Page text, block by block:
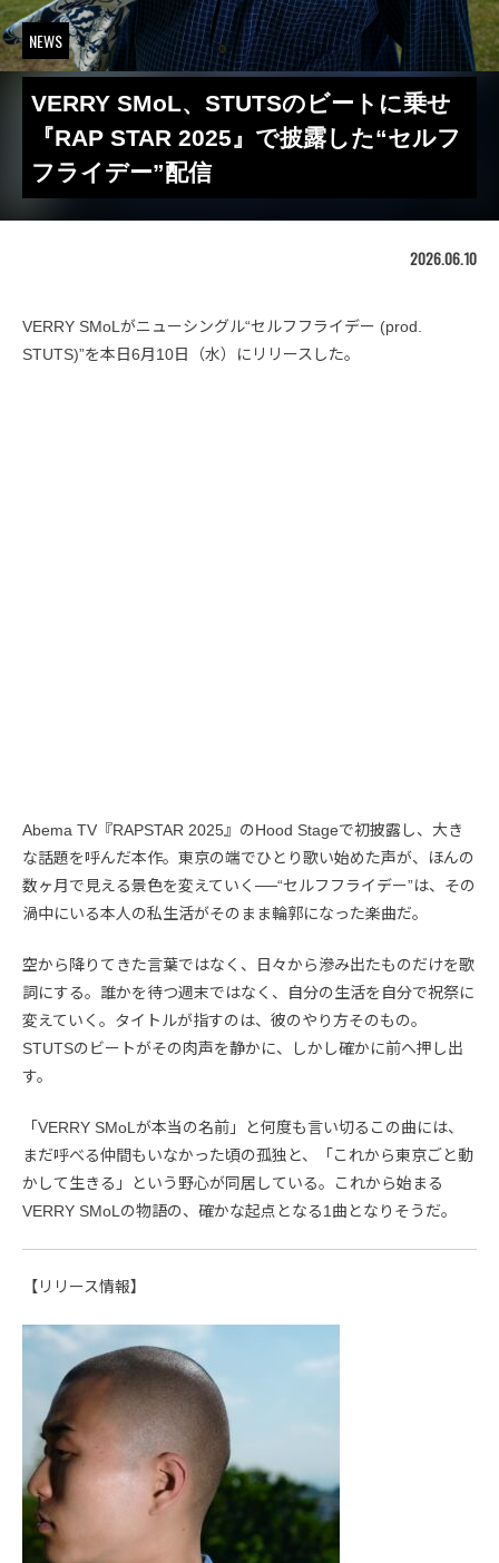
NEWS
VERRY SMoL、STUTSのビートに乗せ
『RAP STAR 2025』で披露した“セルフ
フライデー”配信
2026.06.10
VERRY SMoLがニューシングル“セルフフライデー (prod.
STUTS)”を本日6月10日（水）にリリースした。
Abema TV『RAPSTAR 2025』のHood Stageで初披露し、大き
な話題を呼んだ本作。東京の端でひとり歌い始めた声が、ほんの
数ヶ月で見える景色を変えていく──“セルフフライデー”は、その
渦中にいる本人の私生活がそのまま輪郭になった楽曲だ。
空から降りてきた言葉ではなく、日々から滲み出たものだけを歌
詞にする。誰かを待つ週末ではなく、自分の生活を自分で祝祭に
変えていく。タイトルが指すのは、彼のやり方そのもの。
STUTSのビートがその肉声を静かに、しかし確かに前へ押し出
す。
「VERRY SMoLが本当の名前」と何度も言い切るこの曲には、
まだ呼べる仲間もいなかった頃の孤独と、「これから東京ごと動
かして生きる」という野心が同居している。これから始まる
VERRY SMoLの物語の、確かな起点となる1曲となりそうだ。
【リリース情報】